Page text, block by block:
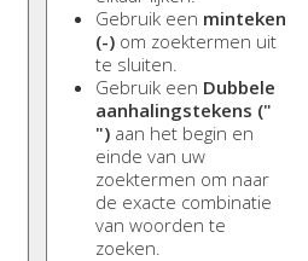
Gebruik een minteken
(-) om zoektermen uit
te sluiten.
Gebruik een Dubbele
aanhalingstekens ("
") aan het begin en
einde van uw
zoektermen om naar
de exacte combinatie
van woorden te
zoeken.